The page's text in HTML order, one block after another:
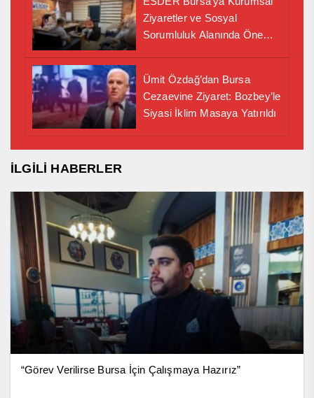
Ziyaretler ve Sosyal
Sorumluluk Alanında Önemli
Ümit Özdağ’dan Bursa
Cezaevine Ziyaret: Bozbey’le
Siyasi İklim Masaya Yatırıldı
İLGİLİ HABERLER
“Görev Verilirse Bursa İçin Çalışmaya Hazırız”